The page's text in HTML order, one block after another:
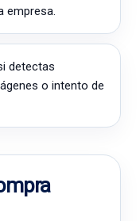
empresa.
detectas
o intento de